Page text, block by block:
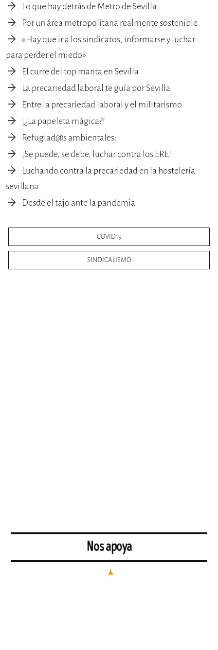
Lo que hay detrás de Metro de Sevilla
Por un área metropolitana realmente sostenible
«Hay que ir a los sindicatos, informarse y luchar
para perder el miedo»
El curre del top manta en Sevilla
La precariedad laboral te guía por Sevilla
Entre la precariedad laboral y el militarismo
¡¿La papeleta mágica?!
Refugiad@s ambientales:
¡Se puede, se debe, luchar contra los ERE!
Luchando contra la precariedad en la hostelería
sevillana
Desde el tajo ante la pandemia
COVID19
SINDICALISMO
Nos apoya